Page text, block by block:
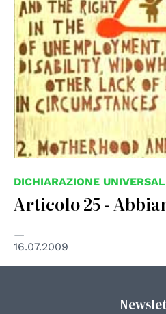
DICHIARAZIONE
Articolo 25 -
16.07.2009